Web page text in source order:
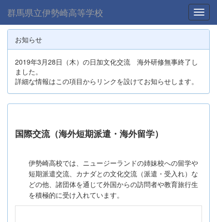
群馬県立伊勢崎高等学校
お知らせ
2019年3月28日（木）の日加文化交流 海外研修無事終了し
ました。
詳細な情報はこの項目からリンクを設けてお知らせします。
国際交流（海外短期派遣・海外留学）
伊勢崎高校では、ニュージーランドの姉妹校への留学や
短期派遣交流、カナダとの文化交流（派遣・受入れ）な
どの他、諸団体を通じて外国からの訪問者や教育旅行生
を積極的に受け入れています。